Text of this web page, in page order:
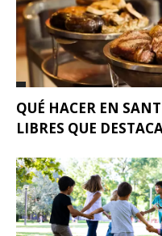
QUÉ HACER EN
LIBRES QUE